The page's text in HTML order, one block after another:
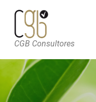
CGB Consultores